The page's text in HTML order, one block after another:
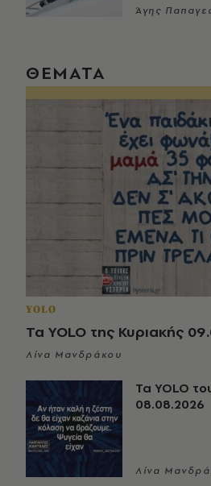
Άγης
ΘΕΜΑΤΑ
YOLO
Τα YOLO της Κυριακής
Λίνα Μανδράκου
Τα YOLO
08.08.2026
Λίνα